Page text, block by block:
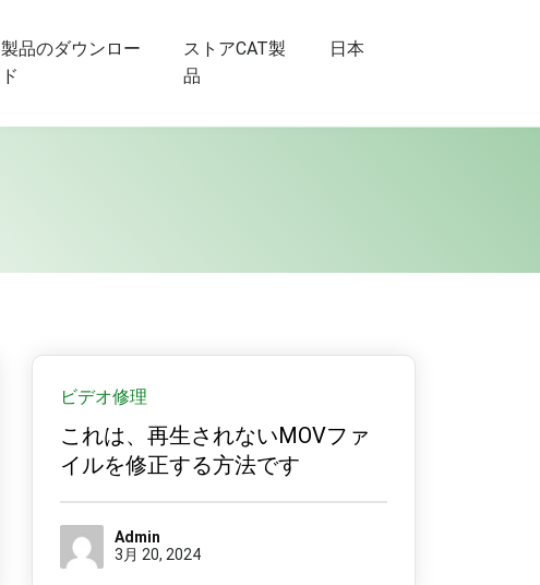
製品のダウンロー
ド
ストアCAT製
品
日本
ビデオ修理
これは、再生されないMOVファ
イルを修正する方法です
Admin
3月 20, 2024